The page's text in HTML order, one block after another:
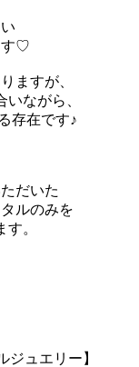
す♡
ますが、
ながら、
存在です♪
だいた
ルのみを
。
ジュエリー】